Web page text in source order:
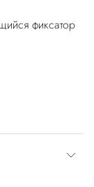
фиксатор